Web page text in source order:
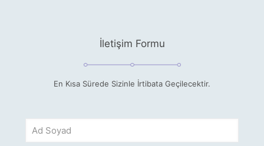
İletişim Formu
En Kısa Sürede Sizinle İrtibata Geçilecektir.